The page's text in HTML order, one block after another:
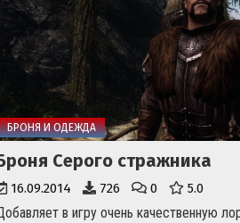
БРОНЯ И ОДЕЖДА
Серого стражника
16.09.2014 726 0 5.0
в игру очень качественную